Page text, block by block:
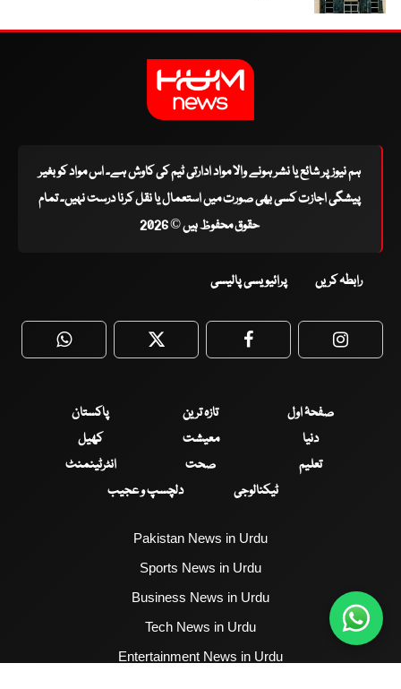
ہم نیوز پر شائع یا نشر ہونے والا مواد ادارتی ٹیم کی کاوش ہے۔ اس مواد کو بغیر
پیشگی اجازت کسی بھی صورت میں استعمال یا نقل کرنا درست نہیں۔ تمام
حقوق محفوظ ہیں © 2026
رابطہ کریں پرائیویسی پالیسی
WhatsApp Twitter Facebook
صفحۂ اول تازہ ترین
پاکستان
دنیا
معیشت
کھیل
تعلیم
صحت
انٹرٹینمنٹ
ٹیکنالوجی
دلچسپ و عجیب
Pakistan News in Urdu
Sports News in Urdu
Business News in Urdu
Tech News in Urdu
Entertainment News in Urdu